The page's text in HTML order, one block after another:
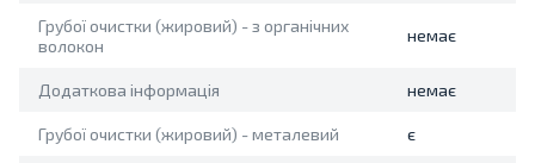
Грубої очистки (жировий) - з органічних
волокон
немає
Додаткова інформація немає
Грубої очистки (жировий) - металевий є